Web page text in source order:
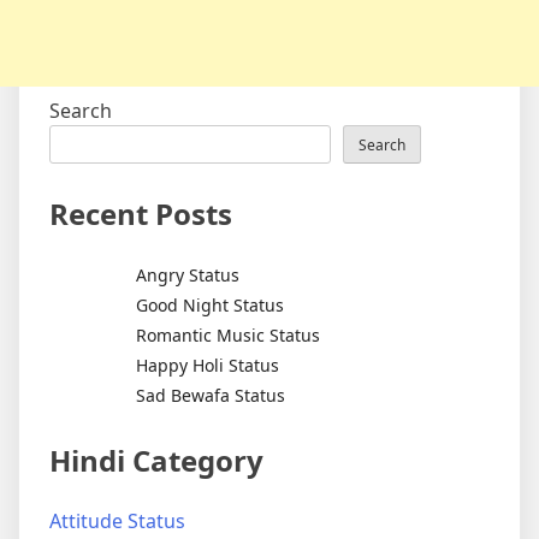
Search
Search
Recent Posts
Angry Status
Good Night Status
Romantic Music Status
Happy Holi Status
Sad Bewafa Status
Hindi Category
Attitude Status